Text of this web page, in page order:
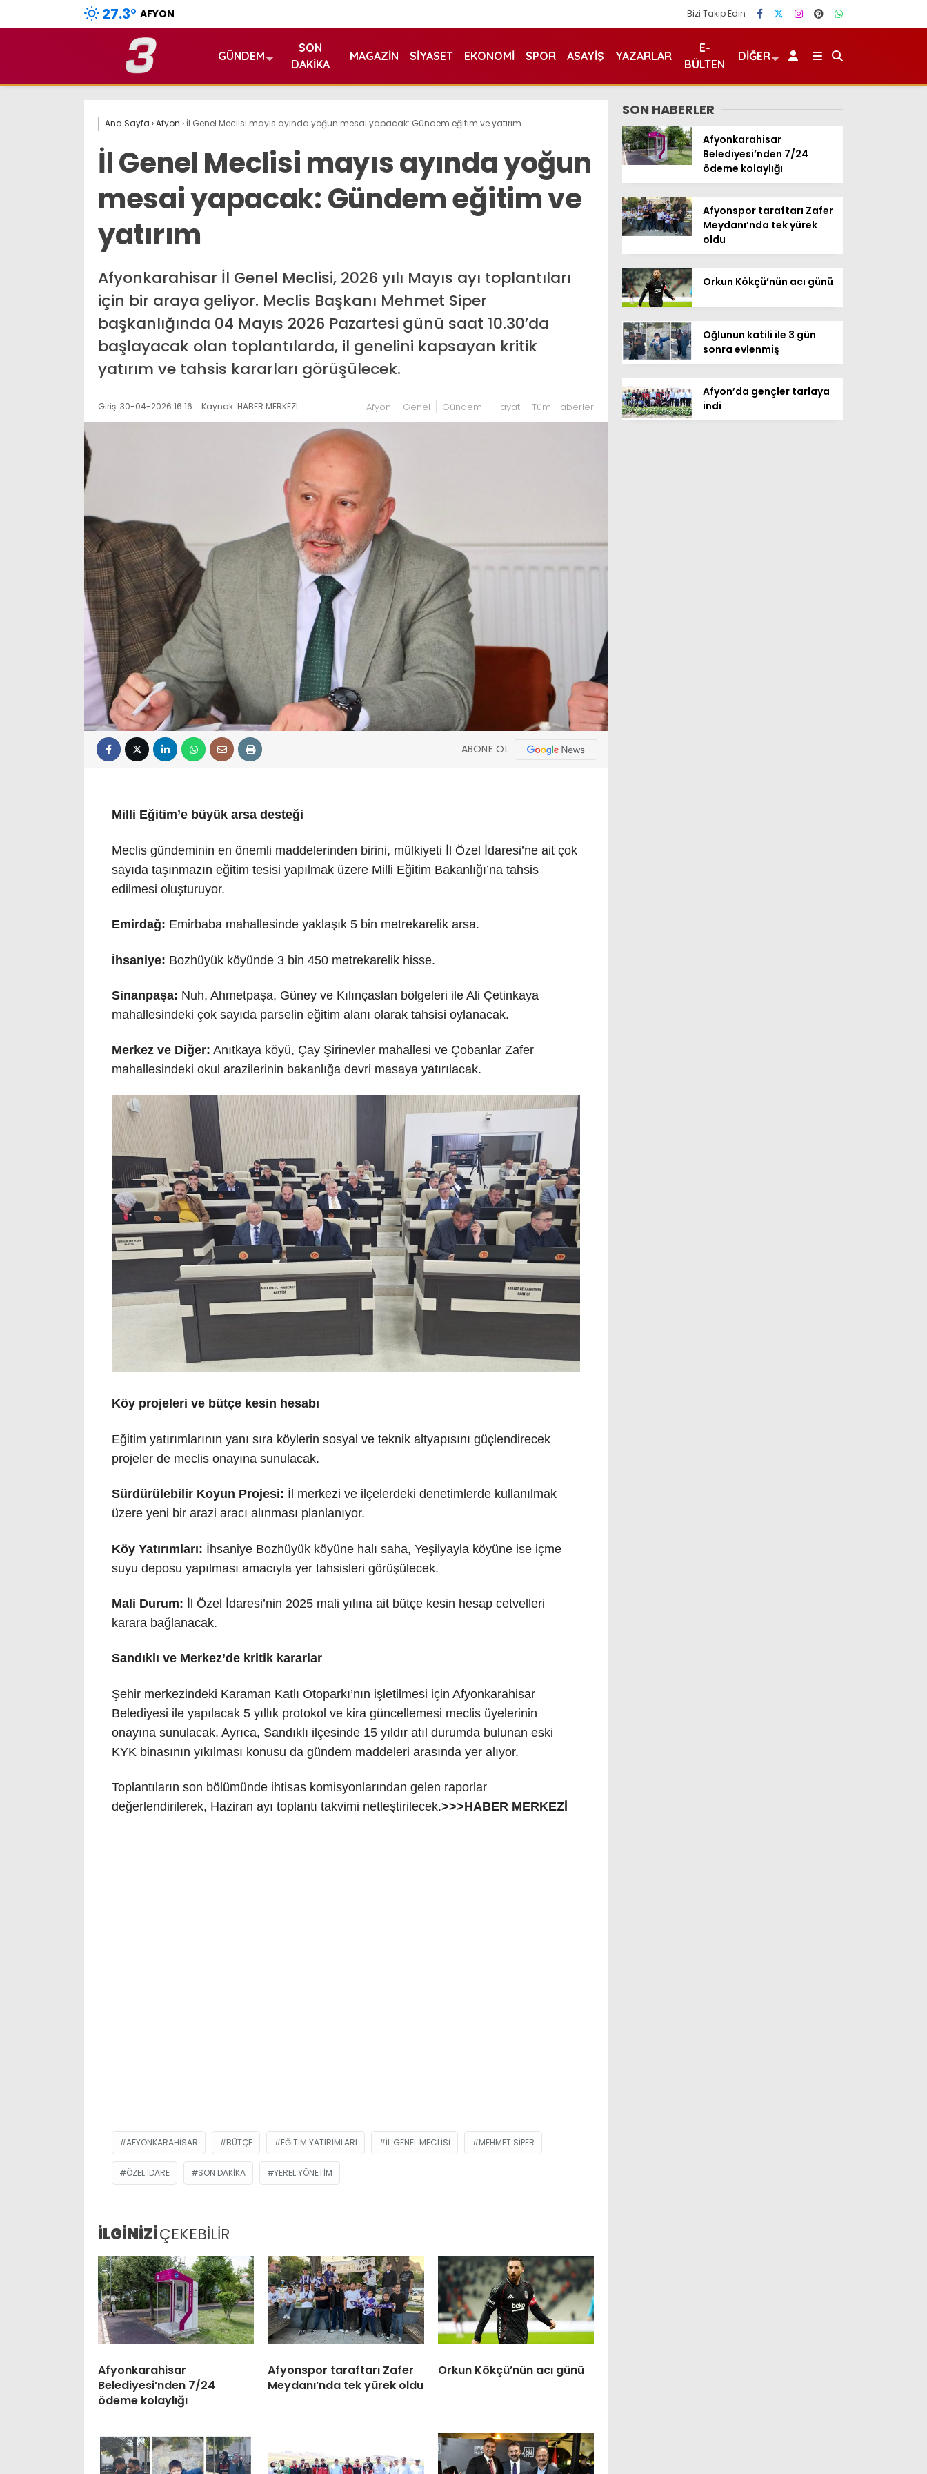
27.3° AFYON Bizi Takip Edin
GÜNDEM
SON
DAKIKA
MAGAZIN SIYASET EKONOMI SPOR ASAYIŞ YAZARLAR
E-
BÜLTEN
DIĞER
Ana Sayfa ›Afyon › İl Genel Meclisi mayıs ayında yoğun mesai yapacak: Gündem eğitim ve yatırım
İl Genel Meclisi mayıs ayında yoğun
mesai yapacak: Gündem eğitim ve
yatırım
Afyonkarahisar İl Genel Meclisi, 2026 yılı Mayıs ayı toplantıları
için bir araya geliyor. Meclis Başkanı Mehmet Siper
başkanlığında 04 Mayıs 2026 Pazartesi günü saat 10.30’da
başlayacak olan toplantılarda, il genelini kapsayan kritik
yatırım ve tahsis kararları görüşülecek.
Giriş: 30-04-2026 16:16 Kaynak: HABER MERKEZI Afyon Genel Gündem Hayat Tüm Haberler
ABONE OL
Milli Eğitim’e büyük arsa desteği
Meclis gündeminin en önemli maddelerinden birini, mülkiyeti İl Özel İdaresi’ne ait çok
sayıda taşınmazın eğitim tesisi yapılmak üzere Milli Eğitim Bakanlığı’na tahsis
edilmesi oluşturuyor.
Emirdağ: Emirbaba mahallesinde yaklaşık 5 bin metrekarelik arsa.
İhsaniye: Bozhüyük köyünde 3 bin 450 metrekarelik hisse.
Sinanpaşa: Nuh, Ahmetpaşa, Güney ve Kılınçaslan bölgeleri ile Ali Çetinkaya
mahallesindeki çok sayıda parselin eğitim alanı olarak tahsisi oylanacak.
Merkez ve Diğer: Anıtkaya köyü, Çay Şirinevler mahallesi ve Çobanlar Zafer
mahallesindeki okul arazilerinin bakanlığa devri masaya yatırılacak.
Köy projeleri ve bütçe kesin hesabı
Eğitim yatırımlarının yanı sıra köylerin sosyal ve teknik altyapısını güçlendirecek
projeler de meclis onayına sunulacak.
Sürdürülebilir Koyun Projesi: İl merkezi ve ilçelerdeki denetimlerde kullanılmak
üzere yeni bir arazi aracı alınması planlanıyor.
Köy Yatırımları: İhsaniye Bozhüyük köyüne halı saha, Yeşilyayla köyüne ise içme
suyu deposu yapılması amacıyla yer tahsisleri görüşülecek.
Mali Durum: İl Özel İdaresi’nin 2025 mali yılına ait bütçe kesin hesap cetvelleri
karara bağlanacak.
Sandıklı ve Merkez’de kritik kararlar
Şehir merkezindeki Karaman Katlı Otoparkı’nın işletilmesi için Afyonkarahisar
Belediyesi ile yapılacak 5 yıllık protokol ve kira güncellemesi meclis üyelerinin
onayına sunulacak. Ayrıca, Sandıklı ilçesinde 15 yıldır atıl durumda bulunan eski
KYK binasının yıkılması konusu da gündem maddeleri arasında yer alıyor.
Toplantıların son bölümünde ihtisas komisyonlarından gelen raporlar
değerlendirilerek, Haziran ayı toplantı takvimi netleştirilecek.>>>HABER MERKEZİ
AFYONKARAHISAR BÜTÇE EĞITIM YATIRIMLARI İL GENEL MECLISI MEHMET SIPER
ÖZEL İDARE SON DAKIKA YEREL YÖNETIM
İLGİNİZİÇEKEBİLİR
Afyonkarahisar
Belediyesi’nden 7/24
ödeme kolaylığı
Afyonspor taraftarı Zafer
Meydanı’nda tek yürek oldu
Orkun Kökçü’nün acı günü
SON HABERLER
Afyonkarahisar
Belediyesi’nden 7/24
ödeme kolaylığı
Afyonspor taraftarı Zafer
Meydanı’nda tek yürek
oldu
Orkun Kökçü’nün acı günü
Oğlunun katili ile 3 gün
sonra evlenmiş
Afyon’da gençler tarlaya
indi